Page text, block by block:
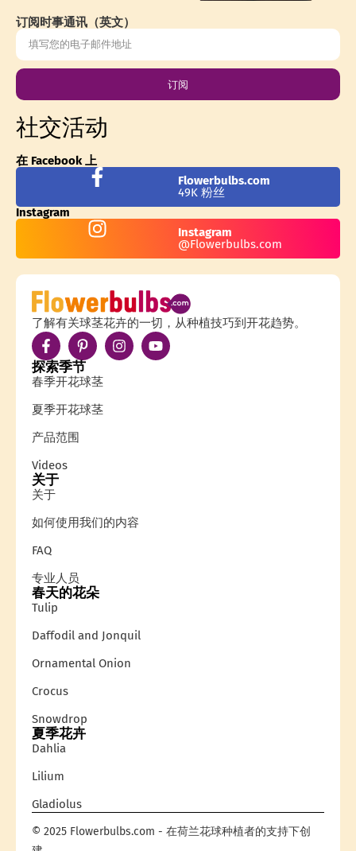
订阅时事通讯（英文）
订阅
社交活动
在 Facebook 上
Flowerbulbs.com
49K 粉丝
Instagram
Instagram
@Flowerbulbs.com
了解有关球茎花卉的一切，从种植技巧到开花趋势。
探索季节
春季开花球茎
夏季开花球茎
产品范围
Videos
关于
关于
如何使用我们的内容
FAQ
专业人员
春天的花朵
Tulip
Daffodil and Jonquil
Ornamental Onion
Crocus
Snowdrop
夏季花卉
Dahlia
Lilium
Gladiolus
© 2025 Flowerbulbs.com - 在荷兰花球种植者的支持下创